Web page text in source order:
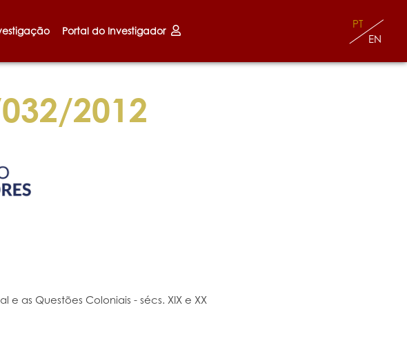
Portal do Investigador
EN
PT
2012
as Questões Coloniais - sécs. XIX e XX